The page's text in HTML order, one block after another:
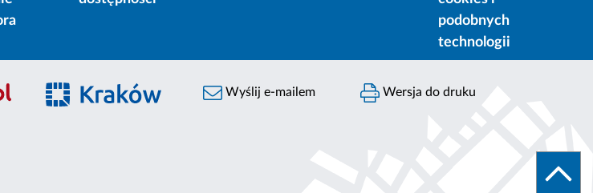
podobnych
technologii
Wyślij e-mailem Wersja do druku